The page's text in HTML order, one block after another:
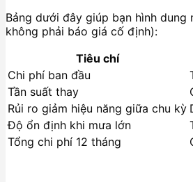
Bảng dưới đây giúp bạn hình dung
không phải báo giá cố định):
Tiêu chí
Chi phí ban đầu
Tần suất thay
Rủi ro giảm hiệu năng giữa chu kỳ
Độ ổn định khi mưa lớn
Tổng chi phí 12 tháng